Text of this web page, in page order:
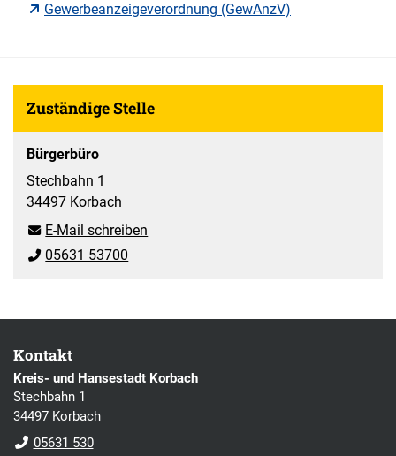
Gewerbeanzeigeverordnung (GewAnzV)
Zuständige Stelle
Bürgerbüro
Stechbahn 1
34497 Korbach
E-Mail schreiben
05631 53700
Kontakt
Kreis- und Hansestadt Korbach
Stechbahn 1
34497 Korbach
05631 530